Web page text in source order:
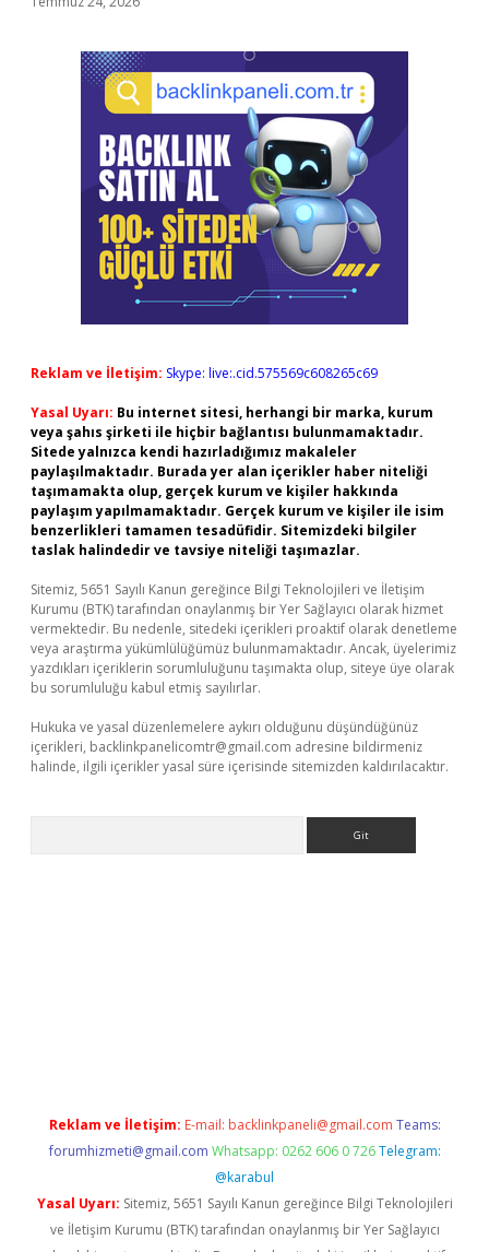
Reklam ve İletişim: Skype: live:.cid.575569c608265c69
Yasal Uyarı: Bu internet sitesi, herhangi bir marka, kurum
veya şahıs şirketi ile hiçbir bağlantısı bulunmamaktadır.
Sitede yalnızca kendi hazırladığımız makaleler
paylaşılmaktadır. Burada yer alan içerikler haber niteliği
taşımamakta olup, gerçek kurum ve kişiler hakkında
paylaşım yapılmamaktadır. Gerçek kurum ve kişiler ile isim
benzerlikleri tamamen tesadüfidir. Sitemizdeki bilgiler
taslak halindedir ve tavsiye niteliği taşımazlar.
Sitemiz, 5651 Sayılı Kanun gereğince Bilgi Teknolojileri ve İletişim
Kurumu (BTK) tarafından onaylanmış bir Yer Sağlayıcı olarak hizmet
vermektedir. Bu nedenle, sitedeki içerikleri proaktif olarak denetleme
veya araştırma yükümlülüğümüz bulunmamaktadır. Ancak, üyelerimiz
yazdıkları içeriklerin sorumluluğunu taşımakta olup, siteye üye olarak
bu sorumluluğu kabul etmiş sayılırlar.
Hukuka ve yasal düzenlemelere aykırı olduğunu düşündüğünüz
içerikleri, backlinkpanelicomtr@gmail.com adresine bildirmeniz
halinde, ilgili içerikler yasal süre içerisinde sitemizden kaldırılacaktır.
Reklam ve İletişim: E-mail: backlinkpaneli@gmail.com Teams:
forumhizmeti@gmail.com Whatsapp: 0262 606 0 726 Telegram:
@karabul
Yasal Uyarı: Sitemiz, 5651 Sayılı Kanun gereğince Bilgi Teknolojileri
ve İletişim Kurumu (BTK) tarafından onaylanmış bir Yer Sağlayıcı